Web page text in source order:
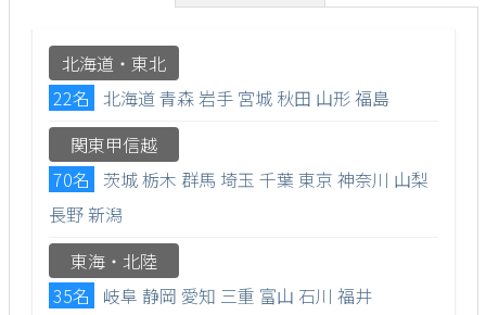
北海道・東北
22名 北海道 青森岩手 宮城 秋田 山形福島
関東甲信越
70名
茨城栃木 群馬 埼玉 千葉 東京 神奈川 山梨
長野新潟
東海・北陸
35名
岐阜 静岡 愛知 三重 富山 石川 福井